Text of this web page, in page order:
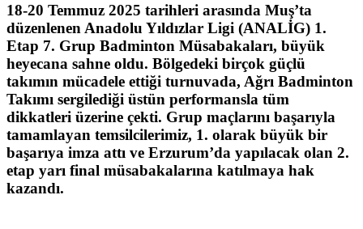
18-20 Temmuz 2025 tarihleri arasında Muş’ta
düzenlenen Anadolu Yıldızlar Ligi (ANALİG) 1.
Etap 7. Grup Badminton Müsabakaları, büyük
heyecana sahne oldu. Bölgedeki birçok güçlü
takımın mücadele ettiği turnuvada, Ağrı Badminton
Takımı sergilediği üstün performansla tüm
dikkatleri üzerine çekti. Grup maçlarını başarıyla
tamamlayan temsilcilerimiz, 1. olarak büyük bir
başarıya imza attı ve Erzurum’da yapılacak olan 2.
etap yarı final müsabakalarına katılmaya hak
kazandı.